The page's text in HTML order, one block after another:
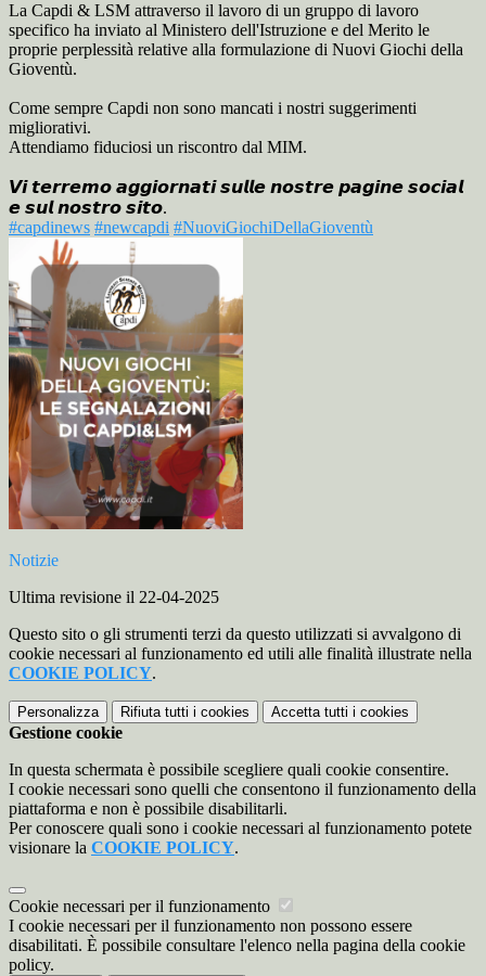
La Capdi & LSM attraverso il lavoro di un gruppo di lavoro
specifico ha inviato al Ministero dell'Istruzione e del Merito le
proprie perplessità relative alla formulazione di Nuovi Giochi della
Gioventù.
Come sempre Capdi non sono mancati i nostri suggerimenti
migliorativi.
Attendiamo fiduciosi un riscontro dal MIM.
𝙑𝙞 𝙩𝙚𝙧𝙧𝙚𝙢𝙤 𝙖𝙜𝙜𝙞𝙤𝙧𝙣𝙖𝙩𝙞 𝙨𝙪𝙡𝙡𝙚 𝙣𝙤𝙨𝙩𝙧𝙚 𝙥𝙖𝙜𝙞𝙣𝙚 𝙨𝙤𝙘𝙞𝙖𝙡
𝙚 𝙨𝙪𝙡 𝙣𝙤𝙨𝙩𝙧𝙤 𝙨𝙞𝙩𝙤.
#capdinews #newcapdi #NuoviGiochiDellaGioventù
Notizie
Ultima revisione il 22-04-2025
Questo sito o gli strumenti terzi da questo utilizzati si avvalgono di
cookie necessari al funzionamento ed utili alle finalità illustrate nella
COOKIE POLICY.
Personalizza Rifiuta tutti i cookies Accetta tutti i cookies
Gestione cookie
In questa schermata è possibile scegliere quali cookie consentire.
I cookie necessari sono quelli che consentono il funzionamento della
piattaforma e non è possibile disabilitarli.
Per conoscere quali sono i cookie necessari al funzionamento potete
visionare la COOKIE POLICY.
Cookie necessari per il funzionamento
I cookie necessari per il funzionamento non possono essere
disabilitati. È possibile consultare l'elenco nella pagina della cookie
policy.